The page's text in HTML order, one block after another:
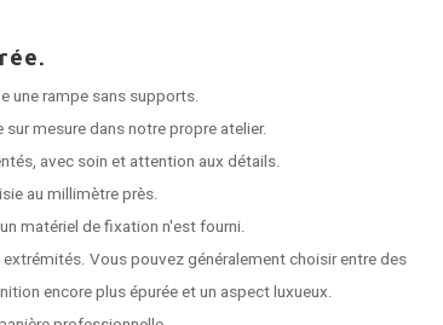
une rampe sans supports.
mesure dans notre propre atelier.
avec soin et attention aux détails.
au millimètre près.
matériel de fixation n'est fourni.
Vous pouvez généralement choisir entre des
encore plus épurée et un aspect luxueux.